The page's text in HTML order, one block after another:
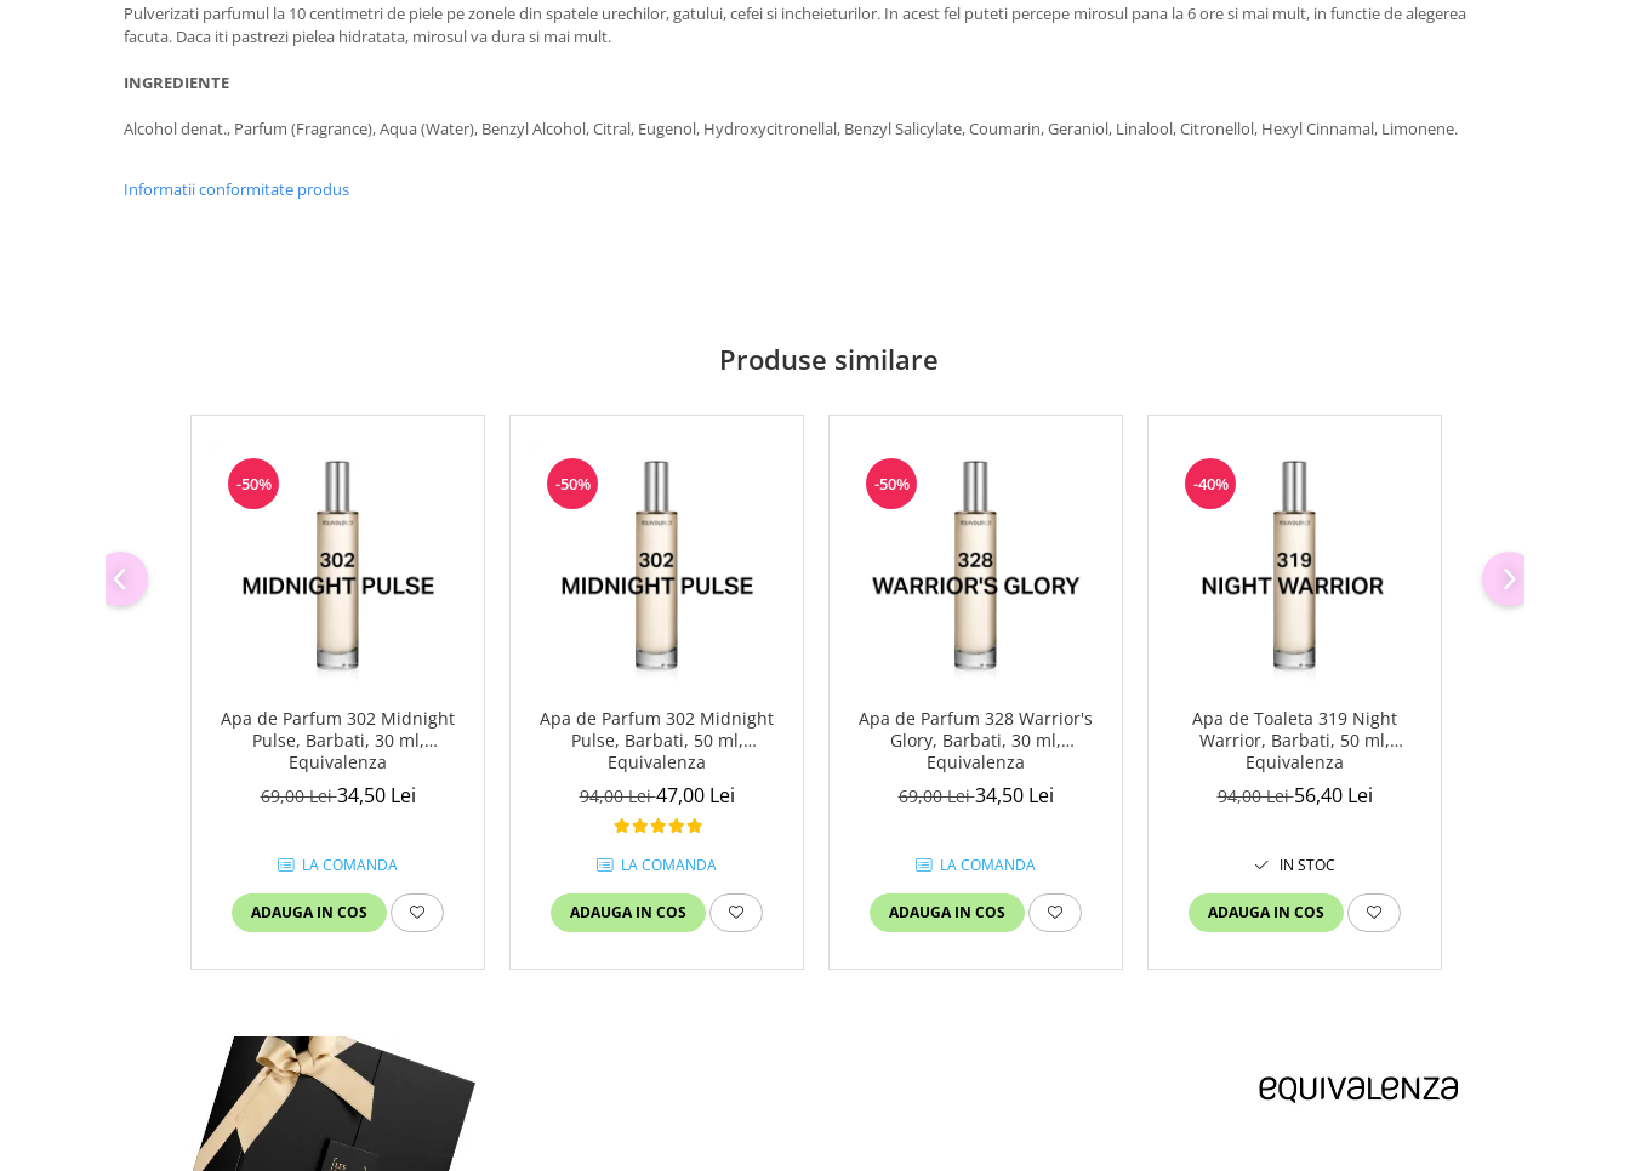
Pulverizati parfumul la 10 centimetri de piele pe zonele din spatele urechilor, gatului, cefei si incheieturilor. In acest fel puteti percepe mirosul pana la 6 ore si mai mult, in functie de alegerea
facuta. Daca iti pastrezi pielea hidratata, mirosul va dura si mai mult.
INGREDIENTE
Alcohol denat., Parfum (Fragrance), Aqua (Water), Benzyl Alcohol, Citral, Eugenol, Hydroxycitronellal, Benzyl Salicylate, Coumarin, Geraniol, Linalool, Citronellol, Hexyl Cinnamal, Limonene.
Informatii conformitate produs
Produse similare
-50%
Apa de Parfum 302 Midnight
Pulse, Barbati, 30 ml,
Equivalenza
69,00 Lei34,50 Lei
LA COMANDA
ADAUGA IN COS
-50%
Apa de Parfum 302 Midnight
Pulse, Barbati, 50 ml,
Equivalenza
94,00 Lei47,00 Lei
LA COMANDA
ADAUGA IN COS
-50%
Apa de Parfum 328 Warrior's
Glory, Barbati, 30 ml,
Equivalenza
69,00 Lei34,50 Lei
LA COMANDA
ADAUGA IN COS
-40%
Apa de Toaleta 319 Night
Warrior, Barbati, 50 ml,
Equivalenza
94,00 Lei56,40 Lei
IN STOC
ADAUGA IN COS